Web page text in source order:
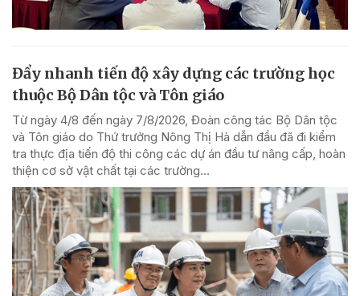
Đẩy nhanh tiến độ xây dựng các trường học
thuộc Bộ Dân tộc và Tôn giáo
Từ ngày 4/8 đến ngày 7/8/2026, Đoàn công tác Bộ Dân tộc
và Tôn giáo do Thứ trưởng Nông Thị Hà dẫn đầu đã đi kiểm
tra thực địa tiến độ thi công các dự án đầu tư nâng cấp, hoàn
thiện cơ sở vật chất tại các trường...